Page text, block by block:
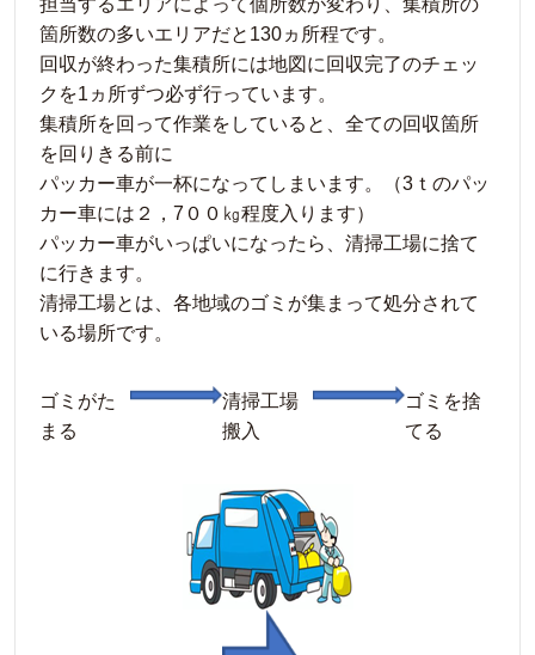
担当するエリアによって個所数が変わり、集積所の
箇所数の多いエリアだと130ヵ所程です。
回収が終わった集積所には地図に回収完了のチェッ
クを1ヵ所ずつ必ず行っています。
集積所を回って作業をしていると、全ての回収箇所
を回りきる前に
パッカー車が一杯になってしまいます。（3ｔのパッ
カー車には２，7００㎏程度入ります）
パッカー車がいっぱいになったら、清掃工場に捨て
に行きます。
清掃工場とは、各地域のゴミが集まって処分されて
いる場所です。
ゴミがた
まる
清掃工場
搬入
ゴミを捨
てる